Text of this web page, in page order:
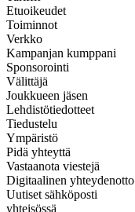
Etuoikeudet
Toiminnot
Verkko
Kampanjan kumppani
Sponsorointi
Välittäjä
Joukkueen jäsen
Lehdistötiedotteet
Tiedustelu
Ympäristö
Pidä yhteyttä
Vastaanota viestejä
Digitaalinen yhteydenotto
Uutiset sähköposti
yhteisössä